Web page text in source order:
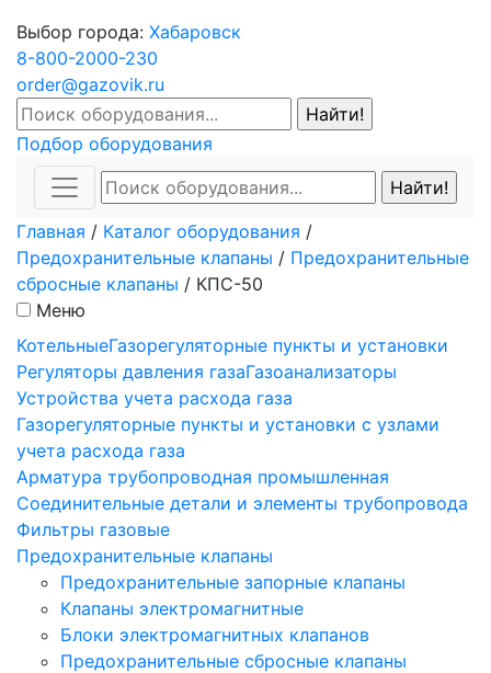
Выбор города: Хабаровск
8-800-2000-230
order@gazovik.ru
Подбор оборудования
Главная / Каталог оборудования /
Предохранительные клапаны / Предохранительные
сбросные клапаны / КПС-50
Меню
КотельныеГазорегуляторные пункты и установки
Регуляторы давления газаГазоанализаторы
Устройства учета расхода газа
Газорегуляторные пункты и установки с узлами
учета расхода газа
Арматура трубопроводная промышленная
Соединительные детали и элементы трубопровода
Фильтры газовые
Предохранительные клапаны
Предохранительные запорные клапаны
Клапаны электромагнитные
Блоки электромагнитных клапанов
Предохранительные сбросные клапаны